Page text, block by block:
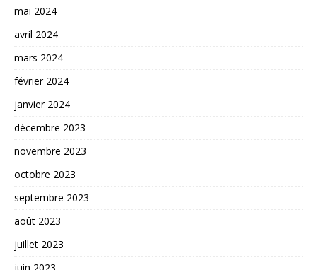
mai 2024
avril 2024
mars 2024
février 2024
janvier 2024
décembre 2023
novembre 2023
octobre 2023
septembre 2023
août 2023
juillet 2023
juin 2023